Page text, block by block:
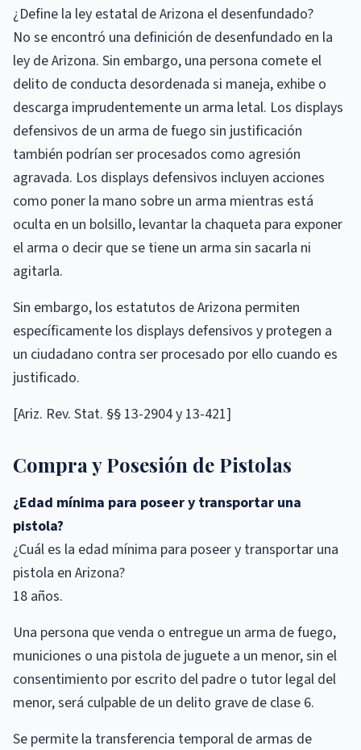
¿Define la ley estatal de Arizona el desenfundado?
No se encontró una definición de desenfundado en la
ley de Arizona. Sin embargo, una persona comete el
delito de conducta desordenada si maneja, exhibe o
descarga imprudentemente un arma letal. Los displays
defensivos de un arma de fuego sin justificación
también podrían ser procesados como agresión
agravada. Los displays defensivos incluyen acciones
como poner la mano sobre un arma mientras está
oculta en un bolsillo, levantar la chaqueta para exponer
el arma o decir que se tiene un arma sin sacarla ni
agitarla.
Sin embargo, los estatutos de Arizona permiten
específicamente los displays defensivos y protegen a
un ciudadano contra ser procesado por ello cuando es
justificado.
[Ariz. Rev. Stat. §§ 13-2904 y 13-421]
Compra y Posesión de Pistolas
¿Edad mínima para poseer y transportar una
pistola?
¿Cuál es la edad mínima para poseer y transportar una
pistola en Arizona?
18 años.
Una persona que venda o entregue un arma de fuego,
municiones o una pistola de juguete a un menor, sin el
consentimiento por escrito del padre o tutor legal del
menor, será culpable de un delito grave de clase 6.
Se permite la transferencia temporal de armas de